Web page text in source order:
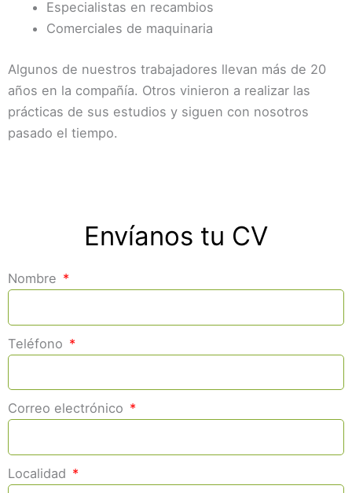
Especialistas en recambios
Comerciales de maquinaria
Algunos de nuestros trabajadores llevan más de 20
años en la compañía. Otros vinieron a realizar las
prácticas de sus estudios y siguen con nosotros
pasado el tiempo.
Envíanos tu CV
Nombre
Teléfono
Correo electrónico
Localidad